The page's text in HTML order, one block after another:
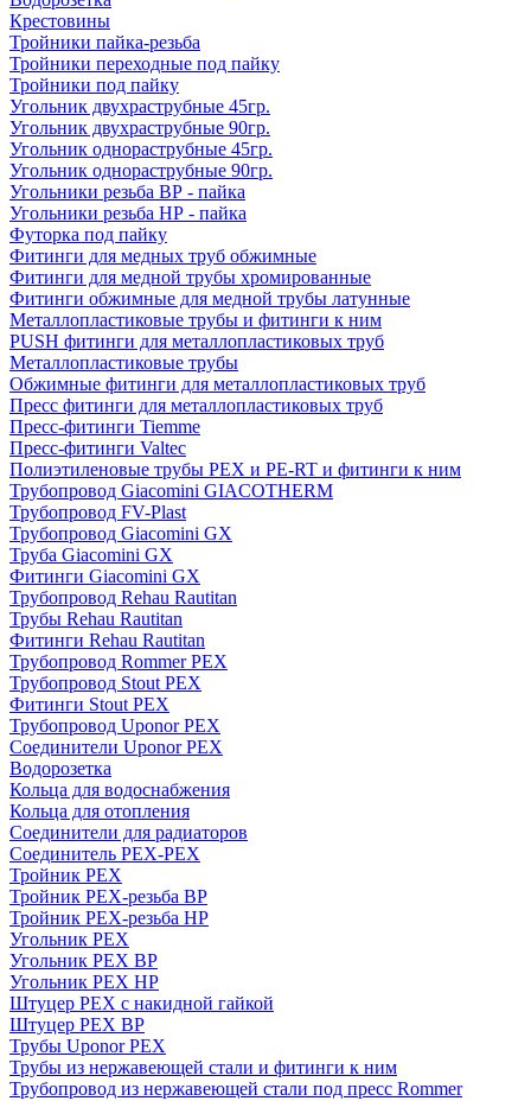
Крестовины
Тройники пайка-резьба
Тройники переходные под пайку
Тройники под пайку
Угольник двухраструбные 45гр.
Угольник двухраструбные 90гр.
Угольник однораструбные 45гр.
Угольник однораструбные 90гр.
Угольники резьба ВР - пайка
Угольники резьба НР - пайка
Футорка под пайку
Фитинги для медных труб обжимные
Фитинги для медной трубы хромированные
Фитинги обжимные для медной трубы латунные
Металлопластиковые трубы и фитинги к ним
PUSH фитинги для металлопластиковых труб
Металлопластиковые трубы
Обжимные фитинги для металлопластиковых труб
Пресс фитинги для металлопластиковых труб
Пресс-фитинги Tiemme
Пресс-фитинги Valtec
Полиэтиленовые трубы PEX и PE-RT и фитинги к ним
Трубопровод Giacomini GIACOTHERM
Трубопровод FV-Plast
Трубопровод Giacomini GX
Труба Giacomini GX
Фитинги Giacomini GX
Трубопровод Rehau Rautitan
Трубы Rehau Rautitan
Фитинги Rehau Rautitan
Трубопровод Rommer PEX
Трубопровод Stout PEX
Фитинги Stout PEX
Трубопровод Uponor PEX
Соединители Uponor PEX
Водорозетка
Кольца для водоснабжения
Кольца для отопления
Соединители для радиаторов
Соединитель PEX-PEX
Тройник PEX
Тройник PEX-резьба ВР
Тройник PEX-резьба НР
Угольник PEX
Угольник PEX ВР
Угольник PEX НР
Штуцер PEX c накидной гайкой
Штуцер PEX ВР
Трубы Uponor PEX
Трубы из нержавеющей стали и фитинги к ним
Трубопровод из нержавеющей стали под пресс Rommer